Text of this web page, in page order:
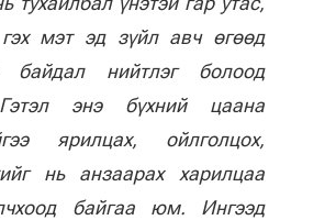
мэт эд зүйл авч өгөөд
байдал нийтлэг болоод
энэ бүхний цаана
ярилцах, ойлголцох,
нь анзаарах харилцаа
байгаа юм. Ингээд